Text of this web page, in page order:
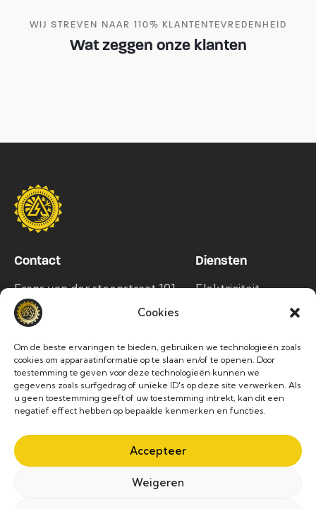
Cookies
Om de beste ervaringen te bieden, gebruiken we technologieën zoals
cookies om apparaatinformatie op te slaan en/of te openen. Door
toestemming te geven voor deze technologieën kunnen we
gegevens zoals surfgedrag of unieke ID's op deze site verwerken. Als
u geen toestemming geeft of uw toestemming intrekt, kan dit een
negatief effect hebben op bepaalde kenmerken en functies.
Accepteer
Weigeren
WIJ STREVEN NAAR 110% KLANTENTEVREDENHEID
Wat zeggen onze klanten
Contact
Frans van der steenstraat 191,
1750 Lennik
02 486 63 76
Diensten
Elektriciteit
Laadpalen
Socials